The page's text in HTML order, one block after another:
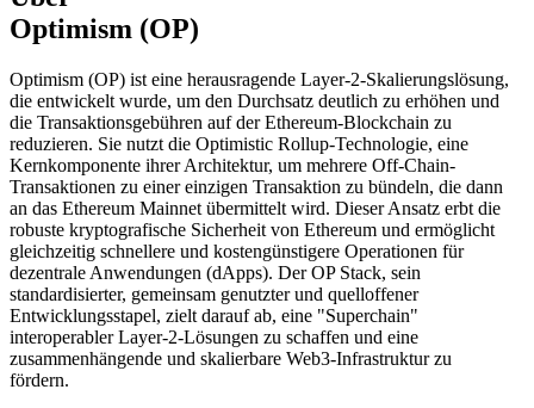
Optimism (OP)
Optimism (OP) ist eine herausragende Layer-2-Skalierungslösung,
die entwickelt wurde, um den Durchsatz deutlich zu erhöhen und
die Transaktionsgebühren auf der Ethereum-Blockchain zu
reduzieren. Sie nutzt die Optimistic Rollup-Technologie, eine
Kernkomponente ihrer Architektur, um mehrere Off-Chain-
Transaktionen zu einer einzigen Transaktion zu bündeln, die dann
an das Ethereum Mainnet übermittelt wird. Dieser Ansatz erbt die
robuste kryptografische Sicherheit von Ethereum und ermöglicht
gleichzeitig schnellere und kostengünstigere Operationen für
dezentrale Anwendungen (dApps). Der OP Stack, sein
standardisierter, gemeinsam genutzter und quelloffener
Entwicklungsstapel, zielt darauf ab, eine "Superchain"
interoperabler Layer-2-Lösungen zu schaffen und eine
zusammenhängende und skalierbare Web3-Infrastruktur zu
fördern.